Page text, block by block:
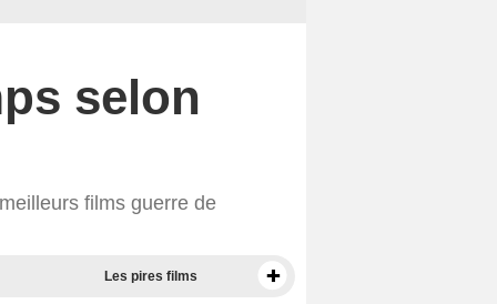
selon
films guerre de
Les pires films